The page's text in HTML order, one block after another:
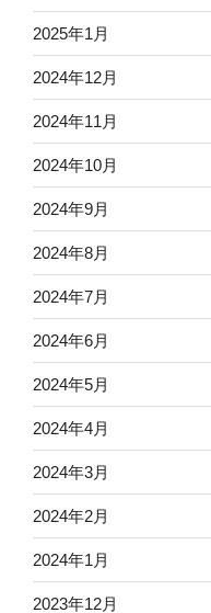
2025年1月
2024年12月
2024年11月
2024年10月
2024年9月
2024年8月
2024年7月
2024年6月
2024年5月
2024年4月
2024年3月
2024年2月
2024年1月
2023年12月